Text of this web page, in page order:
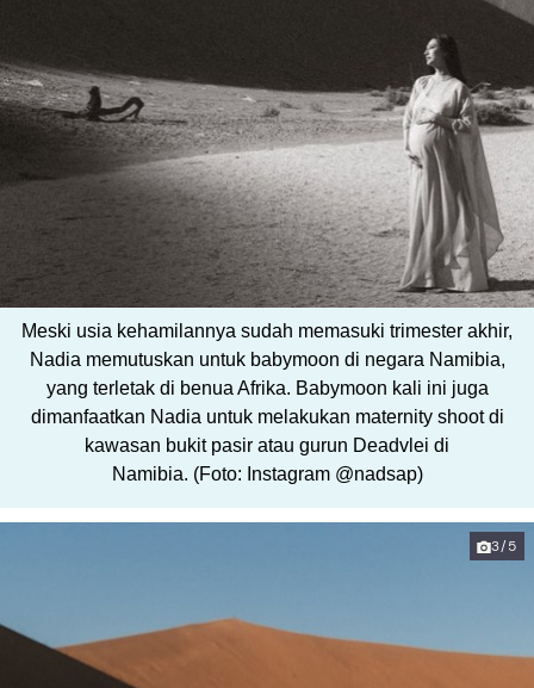
Meski usia kehamilannya sudah memasuki trimester akhir,
Nadia memutuskan untuk babymoon di negara Namibia,
yang terletak di benua Afrika. Babymoon kali ini juga
dimanfaatkan Nadia untuk melakukan maternity shoot di
kawasan bukit pasir atau gurun Deadvlei di
Namibia. (Foto: Instagram @nadsap)
3/5